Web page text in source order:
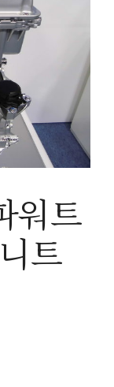
워트
트